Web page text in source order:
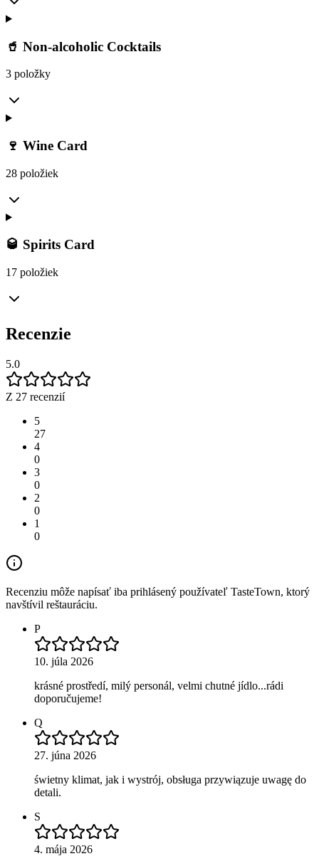
🥤 Non-alcoholic Cocktails
3 položky
🍷 Wine Card
28 položiek
🥃 Spirits Card
17 položiek
Recenzie
5.0
Z 27 recenzií
5
27
4
0
3
0
2
0
1
0
Recenziu môže napísať iba prihlásený používateľ TasteTown, ktorý
navštívil reštauráciu.
P
10. júla 2026
krásné prostředí, milý personál, velmi chutné jídlo...rádi
doporučujeme!
Q
27. júna 2026
świetny klimat, jak i wystrój, obsługa przywiązuje uwagę do
detali.
S
4. mája 2026